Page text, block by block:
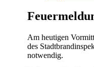
Am heutigen
des
notwendig.